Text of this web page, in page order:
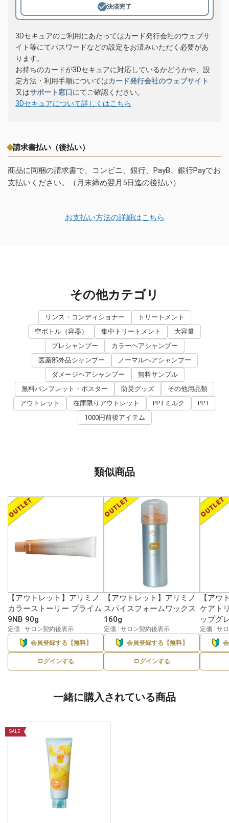
決済完了
3Dセキュアのご利用にあたってはカード発行会社のウェブサ
イト等にてパスワードなどの設定をお済みいただく必要があ
ります。
お持ちのカードが3Dセキュアに対応しているかどうかや、設
定方法・利用手順についてはカード発行会社のウェブサイト
又はサポート窓口にてご確認ください。
3Dセキュアについて詳しくはこちら
請求書払い（後払い）
商品に同梱の請求書で、コンビニ、銀行、PayB、銀行Payでお
支払いください。（月末締め翌月5日迄の後払い）
お支払い方法の詳細はこちら
その他カテゴリ
リンス・コンディショナー
トリートメント
空ボトル（容器）
集中トリートメント
大容量
プレシャンプー
カラーヘアシャンプー
医薬部外品シャンプー
ノーマルヘアシャンプー
ダメージヘアシャンプー
無料サンプル
無料パンフレット・ポスター
防災グッズ
その他用品類
アウトレット
在庫限りアウトレット PPTミルク
PPT
1000円前後アイテム
類似商品
【アウトレット】アリミノ
カラーストーリー プライム
9NB 90g
定価 : サロン契約後表示
会員登録する【無料】
ログインする
【アウトレット】アリミノ
スパイスフォームワックス
160g
定価 : サロン契約後表示
会員登録する【無料】
ログインする
【アウ
ケアト
ップグ
定価 : サ
一緒に購入されている商品
SALE